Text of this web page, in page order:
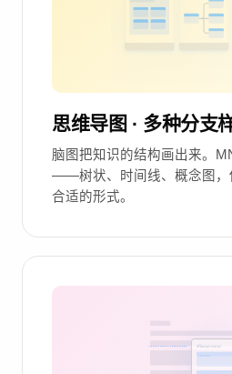
思维导图 · 多种分支
脑图把知识的结构画出来。
——树状、时间线、概念图，
合适的形式。